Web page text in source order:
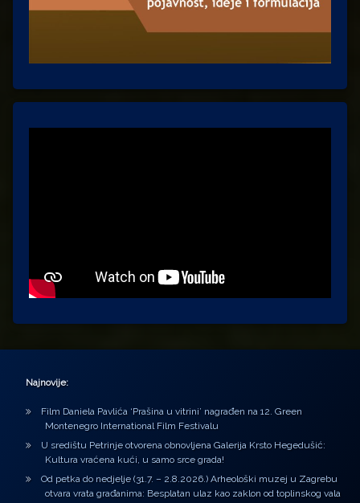
Najnovije:
Film Daniela Pavlića ‘Prašina u vitrini’ nagrađen na 12. Green
Montenegro International Film Festivalu
U središtu Petrinje otvorena obnovljena Galerija Krsto Hegedušić:
Kultura vraćena kući, u samo srce grada!
Od petka do nedjelje (31.7. – 2.8.2026.) Arheološki muzej u Zagrebu
otvara vrata građanima: Besplatan ulaz kao zaklon od toplinskog vala